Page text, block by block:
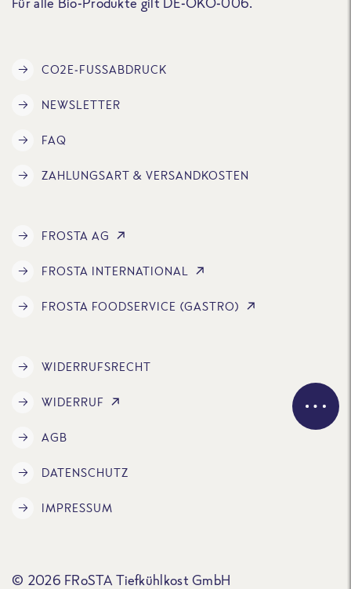
CO2E-FUSSABDRUCK
NEWSLETTER
FAQ
ZAHLUNGSART & VERSANDKOSTEN
FROSTA AG
FROSTA INTERNATIONAL
FROSTA FOODSERVICE (GASTRO)
WIDERRUFSRECHT
WIDERRUF
AGB
DATENSCHUTZ
IMPRESSUM
© 2026 FRoSTA Tiefkühlkost GmbH